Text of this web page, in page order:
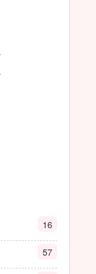
16
57